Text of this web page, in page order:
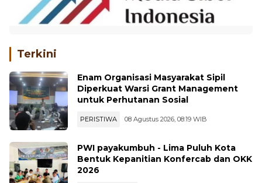
Terkini
Enam Organisasi Masyarakat Sipil
Diperkuat Warsi Grant Management
untuk Perhutanan Sosial
PERISTIWA 08 Agustus 2026, 08:19 WIB
PWI payakumbuh - Lima Puluh Kota
Bentuk Kepanitian Konfercab dan OKK
2026